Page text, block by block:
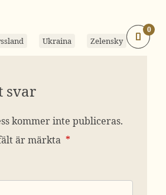
Ukraina Zelensky
0
svar
kommer inte publiceras.
är märkta *